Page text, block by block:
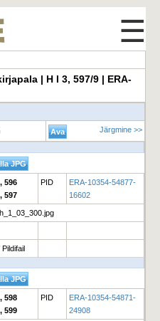
☰
| H I 3, 597/9 | ERA-
Järgmine >>
596
597
PID
ERA-10354-54877-
16602
Pildifail
598
599
PID
ERA-10354-54871-
24908